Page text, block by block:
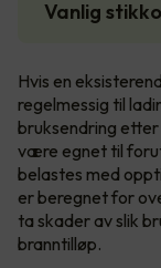
Vanlig
Hvis en
regelmessig til
bruksendring etter
være egnet til
belastes med
er beregnet for
ta skader av slik
branntilløp.